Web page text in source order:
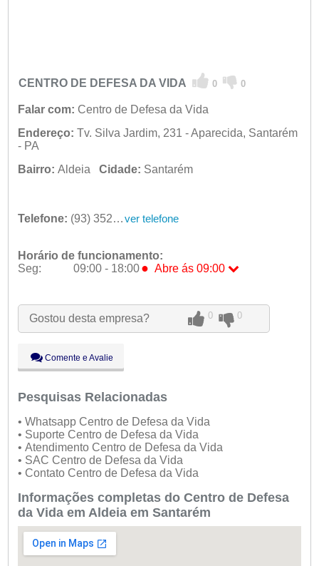
CENTRO DE DEFESA DA VIDA 0 0
Falar com: Centro de Defesa da Vida
Endereço: Tv. Silva Jardim, 231 - Aparecida, Santarém
- PA
Bairro: Aldeia Cidade: Santarém
Telefone: (93) 3523-2007 ver telefone
Horário de funcionamento:
Seg:
09:00 - 18:00 ● Abre ás 09:00
Qua:
09:00 - 18:00
Qui:
09:00 - 18:00
Sáb:
Dom:
Fechado
Gostou desta empresa? 0 0
Comente e Avalie
Pesquisas Relacionadas
• Whatsapp Centro de Defesa da Vida
• Suporte Centro de Defesa da Vida
• Atendimento Centro de Defesa da Vida
• SAC Centro de Defesa da Vida
• Contato Centro de Defesa da Vida
Informações completas do Centro de Defesa
da Vida em Aldeia em Santarém